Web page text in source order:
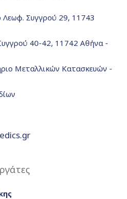
Συγγρού 29, 11743
40-42, 11742 Αθήνα -
Μεταλλικών Κατασκευών -